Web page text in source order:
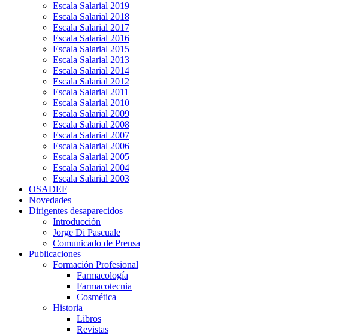
Escala Salarial 2019
Escala Salarial 2018
Escala Salarial 2017
Escala Salarial 2016
Escala Salarial 2015
Escala Salarial 2013
Escala Salarial 2014
Escala Salarial 2012
Escala Salarial 2011
Escala Salarial 2010
Escala Salarial 2009
Escala Salarial 2008
Escala Salarial 2007
Escala Salarial 2006
Escala Salarial 2005
Escala Salarial 2004
Escala Salarial 2003
OSADEF
Novedades
Dirigentes desaparecidos
Introducción
Jorge Di Pascuale
Comunicado de Prensa
Publicaciones
Formación Profesional
Farmacología
Farmacotecnia
Cosmética
Historia
Libros
Revistas